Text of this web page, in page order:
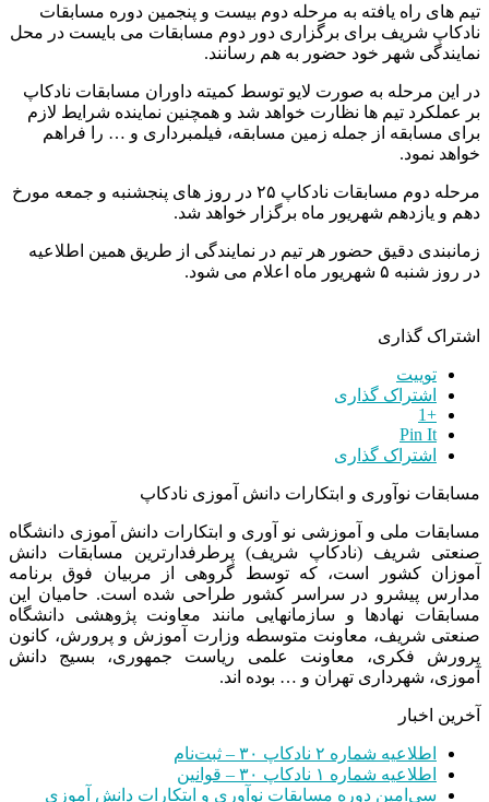
تیم های راه یافته به مرحله دوم بیست و پنجمین دوره مسابقات
نادکاپ شریف برای برگزاری دور دوم مسابقات می بایست در محل
نمایندگی شهر خود حضور به هم رسانند.
در این مرحله به صورت لایو توسط کمیته داوران مسابقات نادکاپ
بر عملکرد تیم ها نظارت خواهد شد و همچنین نماینده شرایط لازم
برای مسابقه از جمله زمین مسابقه، فیلمبرداری و … را فراهم
خواهد نمود.
مرحله دوم مسابقات نادکاپ ۲۵ در روز های پنجشنبه و جمعه مورخ
دهم و یازدهم شهریور ماه برگزار خواهد شد.
زمانبندی دقیق حضور هر تیم در نمایندگی از طریق همین اطلاعیه
در روز شنبه ۵ شهریور ماه اعلام می شود.
اشتراک گذاری
توییت
اشتراک گذاری
+1
Pin It
اشتراک گذاری
مسابقات نوآوری و ابتکارات دانش آموزی نادکاپ
مسابقات ملی و آموزشی نو آوری و ابتکارات دانش آموزی دانشگاه
صنعتی شریف (نادکاپ شریف) پرطرفدارترین مسابقات دانش
آموزان کشور است، که توسط گروهی از مربیان فوق برنامه
مدارس پیشرو در سراسر کشور طراحی شده است. حامیان این
مسابقات نهادها و سازمانهایی مانند معاونت پژوهشی دانشگاه
صنعتی شریف، معاونت متوسطه وزارت آموزش و پرورش، کانون
پرورش فکری، معاونت علمی ریاست جمهوری، بسیج دانش
آموزی، شهرداری تهران و … بوده اند.
آخرین اخبار
اطلاعیه شماره ۲ نادکاپ ۳۰ – ثبت‌نام
اطلاعیه شماره ۱ نادکاپ ۳۰ – قوانین
سی‌امین دوره مسابقات نوآوری و ابتکارات دانش آموزی